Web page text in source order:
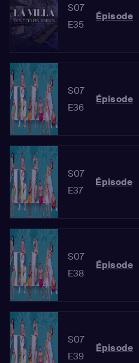
S07
E35
Épisode
S07
E36
Épisode
S07
E37
Épisode
S07
E38
Épisode
S07
E39
Épisode